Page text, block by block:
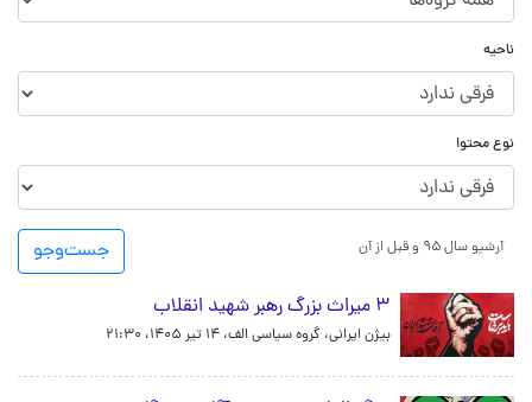
ناحیه
نوع محتوا
جست‌و‌جو آرشیو سال ۹۵ و قبل از آن
۳ میراث بزرگ رهبر شهید انقلاب
بیژن ایرانی، گروه سیاسی الف، ۱۴ تیر ۱۴۰۵، ۲۱:۳۰